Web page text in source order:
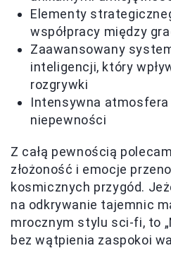
Elementy
współpracy między
Zaawansowany
inteligencji, który
rozgrywki
Intensywna atmosfera
niepewności
Z całą pewnością
złożoność i emocje
kosmicznych przygód.
na odkrywanie tajemnic
mrocznym stylu sci-fi, to
bez wątpienia zaspokoi